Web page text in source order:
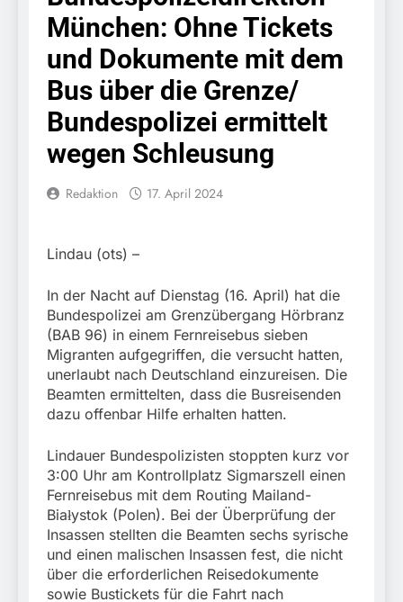
kontrolliert
grenzüberschreitenden
Verkehr / Waffenfund im
Fahrzeug
Bundespolizeidirektion
München: Schneller
festgenommen als die
Reise nach Ungarn
beendet / Bundespolizei
nimmt einen gesuchten
Ungarn mit
Auslieferungshaftbefehl
fest
6. August 2026
Bundespolizeidirektion
München: Ausgesetzte
Katze am Bahnhof
Bamberg aufgefunden –
Tierheim übernimmt
6. August 2026
HZA-R: Zoll deckt auf:
Schrotthändler
erschleicht rund 45.000
Euro Sozialleistungen
Verurteilung wegen
Betrugs
6. August 2026
Bundespolizei vollstreckt
europäischen
Auslieferungshaftbefehl
München: Update zu den
Einsatzmaßnahmen der
Bundespolizei in
Saarbrücken
5. August 2026
Bundespolizeidirektion
München:
Beinahekollision an
Bahnübergang in Aubing
/ Bundespolizei ermittelt
wegen gefährlichen
Bahnverkehr
5. August 2026
Bundespolizeidirektion
München: Couragierte
Zeugen halten
Mann nach Gleissturz
verletzt
München: Ohne Tickets
und Dokumente mit dem
Bus über die Grenze/
Bundespolizei ermittelt
wegen Schleusung
Redaktion 17. April 2024
Lindau (ots) –
In der Nacht auf Dienstag (16. April) hat die
Bundespolizei am Grenzübergang Hörbranz
(BAB 96) in einem Fernreisebus sieben
Migranten aufgegriffen, die versucht hatten,
unerlaubt nach Deutschland einzureisen. Die
Beamten ermittelten, dass die Busreisenden
dazu offenbar Hilfe erhalten hatten.
Lindauer Bundespolizisten stoppten kurz vor
3:00 Uhr am Kontrollplatz Sigmarszell einen
Fernreisebus mit dem Routing Mailand-
Białystok (Polen). Bei der Überprüfung der
Insassen stellten die Beamten sechs syrische
und einen malischen Insassen fest, die nicht
über die erforderlichen Reisedokumente
sowie Bustickets für die Fahrt nach